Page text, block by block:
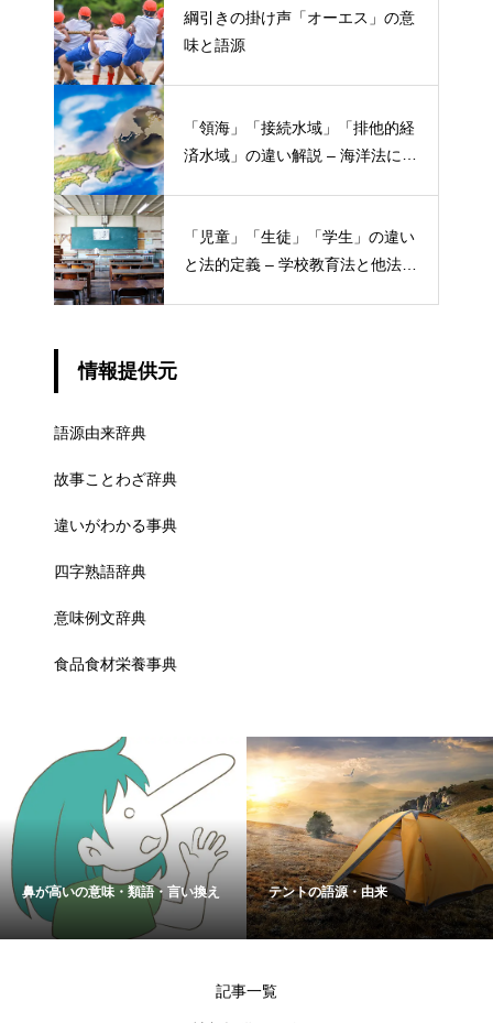
綱引きの掛け声「オーエス」の意
味と語源
「領海」「接続水域」「排他的経
済水域」の違い解説 – 海洋法にお
「児童」「生徒」「学生」の違い
と法的定義 – 学校教育法と他法律
情報提供元
語源由来辞典
故事ことわざ辞典
違いがわかる事典
四字熟語辞典
意味例文辞典
食品食材栄養事典
鼻が高いの意味・類語・言い換え テントの語源・由来
記事一覧